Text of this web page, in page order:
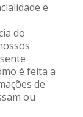
e
do
é feita a
de
ou